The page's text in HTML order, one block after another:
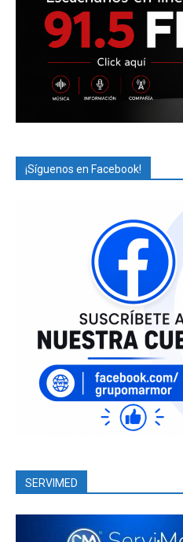
¡Síguenos en Facebook!
SERVIMED